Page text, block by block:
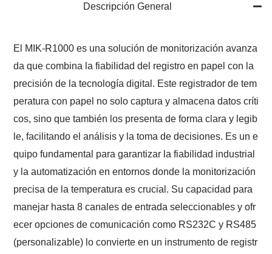
Descripción General
El MIK-R1000 es una solución de monitorización avanza
da que combina la fiabilidad del registro en papel con la
precisión de la tecnología digital. Este registrador de tem
peratura con papel no solo captura y almacena datos críti
cos, sino que también los presenta de forma clara y legib
le, facilitando el análisis y la toma de decisiones. Es un e
quipo fundamental para garantizar la fiabilidad industrial
y la automatización en entornos donde la monitorización
precisa de la temperatura es crucial. Su capacidad para
manejar hasta 8 canales de entrada seleccionables y ofr
ecer opciones de comunicación como RS232C y RS485
(personalizable) lo convierte en un instrumento de registr